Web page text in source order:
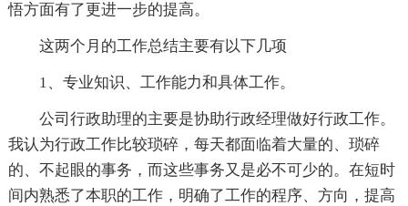
悟方面有了更进一步的提高。
这两个月的工作总结主要有以下几项
1、专业知识、工作能力和具体工作。
公司行政助理的主要是协助行政经理做好行政工作。
我认为行政工作比较琐碎，每天都面临着大量的、琐碎
的、不起眼的事务，而这些事务又是必不可少的。在短时
间内熟悉了本职的工作，明确了工作的程序、方向，提高